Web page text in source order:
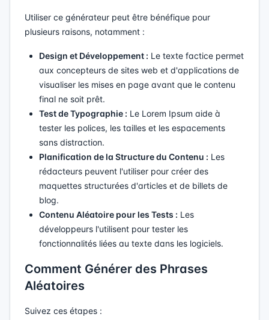
Utiliser ce générateur peut être bénéfique pour
plusieurs raisons, notamment :
Design et Développement : Le texte factice permet
aux concepteurs de sites web et d'applications de
visualiser les mises en page avant que le contenu
final ne soit prêt.
Test de Typographie : Le Lorem Ipsum aide à
tester les polices, les tailles et les espacements
sans distraction.
Planification de la Structure du Contenu : Les
rédacteurs peuvent l'utiliser pour créer des
maquettes structurées d'articles et de billets de
blog.
Contenu Aléatoire pour les Tests : Les
développeurs l'utilisent pour tester les
fonctionnalités liées au texte dans les logiciels.
Comment Générer des Phrases
Aléatoires
Suivez ces étapes :